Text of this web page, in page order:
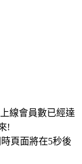
線會員數已經達
!
頁面將在5秒後